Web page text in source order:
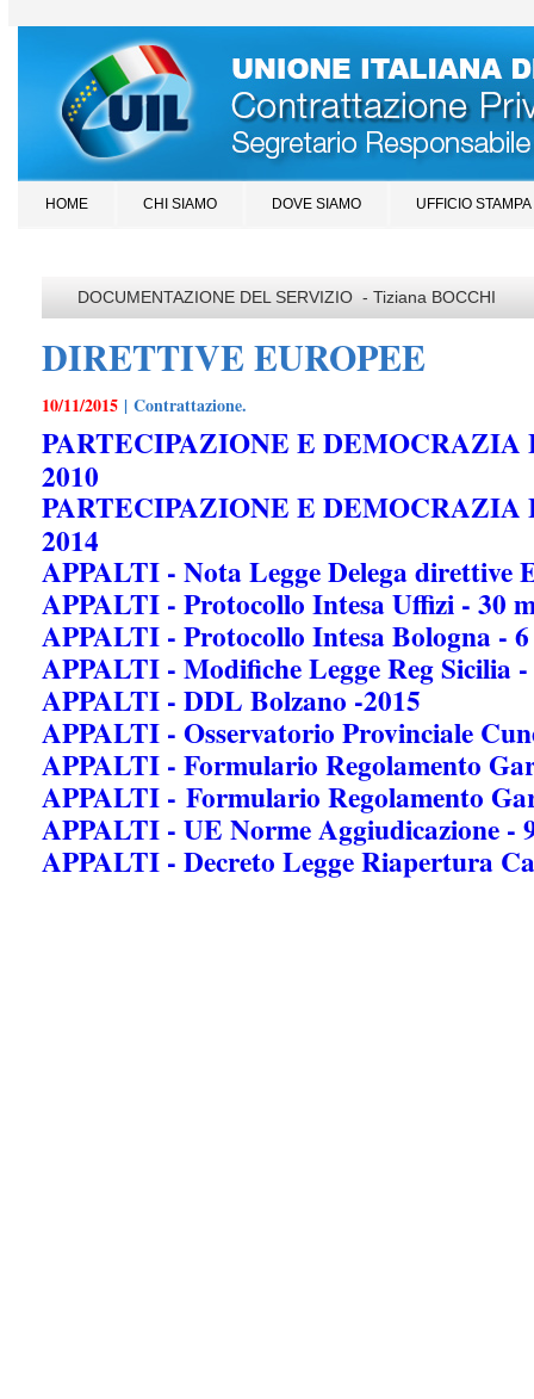
HOME CHI SIAMO DOVE SIAMO UFFICIO STAMPA
DOCUMENTAZIONE DEL SERVIZIO - Tiziana BOCCHI
DIRETTIVE EUROPEE
10/11/2015 | Contrattazione.
PARTECIPAZIONE E DEMOCRAZIA
2010
PARTECIPAZIONE E DEMOCRAZIA
2014
APPALTI - Nota Legge Delega direttive
APPALTI - Protocollo Intesa Uffizi - 30
APPALTI - Protocollo Intesa Bologna -
APPALTI - Modifiche Legge Reg Sicilia
APPALTI - DDL Bolzano -2015
APPALTI - Osservatorio Provinciale
APPALTI - Formulario Regolamento
APPALTI - Formulario Regolamento
APPALTI - UE Norme Aggiudicazione -
APPALTI - Decreto Legge Riapertura